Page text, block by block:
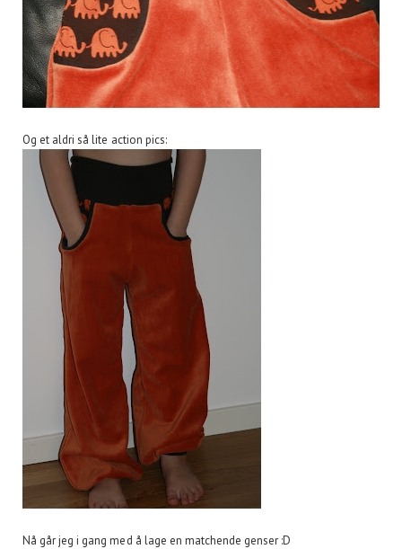
Og et aldri så lite action pics:
Nå går jeg i gang med å lage en matchende genser :D